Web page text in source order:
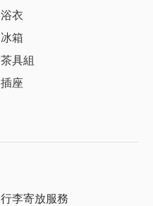
浴衣
冰箱
茶具組
插座
行李寄放服務